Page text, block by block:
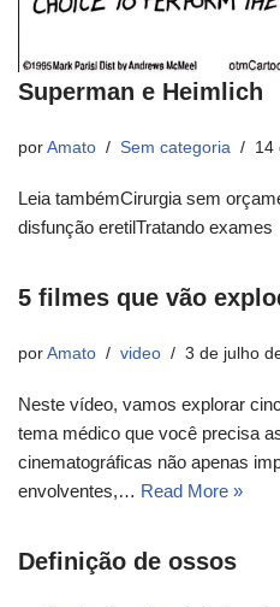
Superman e Heimlich
por Amato Sem categoria 14
Leia tambémCirurgia sem
disfunção eretilTratando exames
5 filmes que vão
por Amato video 3 de julho
Neste vídeo, vamos explorar
tema médico que você precisa
cinematográficas não apenas
envolventes,… Read More »
Definição de ossos